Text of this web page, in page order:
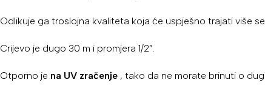
Odlikuje ga troslojna kvaliteta koja će uspješno trajati više
Crijevo je dugo 30 m i promjera 1/2”.
Otporno je na UV zračenje , tako da ne morate brinuti o